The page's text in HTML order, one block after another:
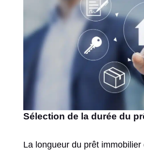
Sélection de la durée du
La longueur du prêt immobilier